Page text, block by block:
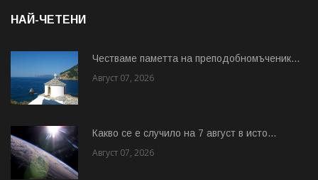
НАЙ-ЧЕТЕНИ
Честваме паметта на преподобномъченик...
Август 07, 2026
Какво се е случило на 7 август в исто...
Август 07, 2026